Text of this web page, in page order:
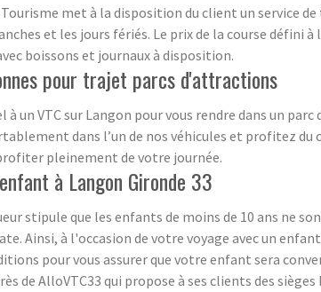
Tourisme met à la disposition du client un
et les jours fériés. Le prix de la course
boissons et journaux à disposition.
pour trajet parcs d'attractions
à un VTC sur Langon pour vous rendre dans un
dans l’un de nos véhicules et profitez
pleinement de votre journée.
à Langon Gironde 33
stipule que les enfants de moins de 10 ans ne
Ainsi, à l'occasion de votre voyage avec un
pour vous assurer que votre enfant sera
de AlloVTC33 qui propose à ses clients des